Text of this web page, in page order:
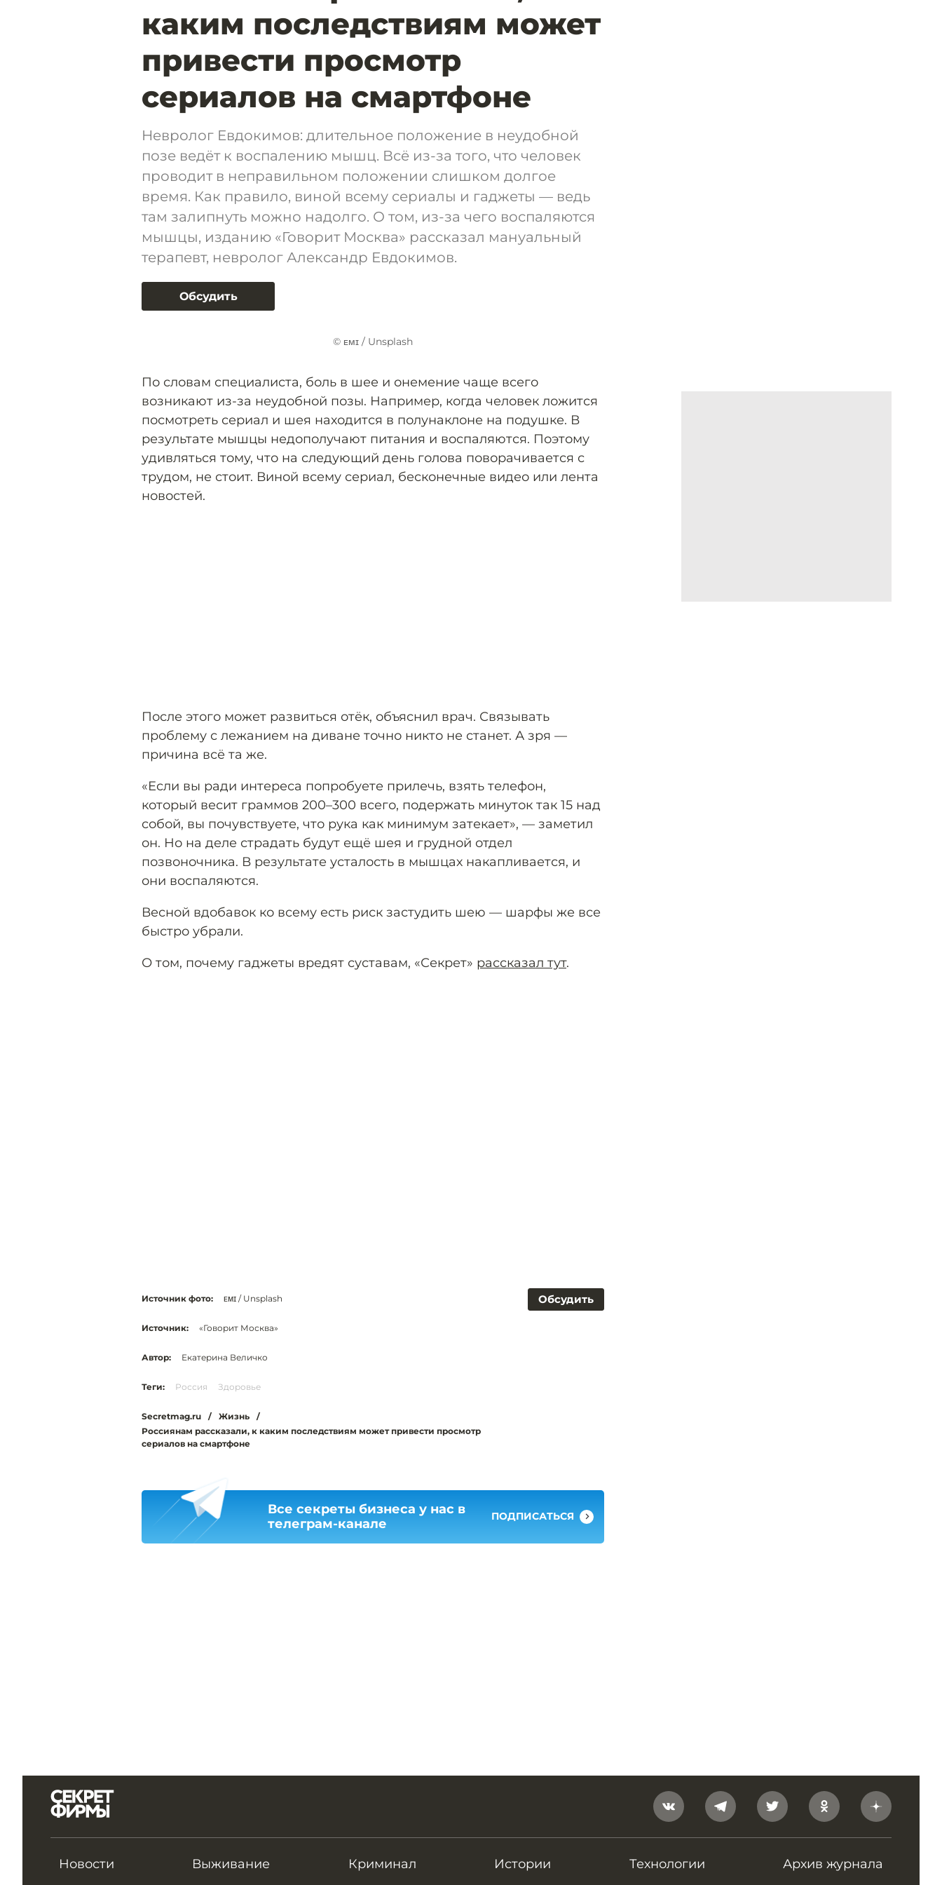
каким последствиям может
привести просмотр
сериалов на смартфоне
Невролог Евдокимов: длительное положение в неудобной
позе ведёт к воспалению мышц. Всё из-за того, что человек
проводит в неправильном положении слишком долгое
время. Как правило, виной всему сериалы и гаджеты — ведь
там залипнуть можно надолго. О том, из-за чего воспаляются
мышцы, изданию «Говорит Москва» рассказал мануальный
терапевт, невролог Александр Евдокимов.
Обсудить
© ᴇᴍɪ / Unsplash
По словам специалиста, боль в шее и онемение чаще всего
возникают из-за неудобной позы. Например, когда человек ложится
посмотреть сериал и шея находится в полунаклоне на подушке. В
результате мышцы недополучают питания и воспаляются. Поэтому
удивляться тому, что на следующий день голова поворачивается с
трудом, не стоит. Виной всему сериал, бесконечные видео или лента
новостей.
После этого может развиться отёк, объяснил врач. Связывать
проблему с лежанием на диване точно никто не станет. А зря —
причина всё та же.
«Если вы ради интереса попробуете прилечь, взять телефон,
который весит граммов 200–300 всего, подержать минуток так 15 над
собой, вы почувствуете, что рука как минимум затекает», — заметил
он. Но на деле страдать будут ещё шея и грудной отдел
позвоночника. В результате усталость в мышцах накапливается, и
они воспаляются.
Весной вдобавок ко всему есть риск застудить шею — шарфы же все
быстро убрали.
О том, почему гаджеты вредят суставам, «Секрет» рассказал тут.
Обсудить
Источник фото: ᴇᴍɪ / Unsplash
Источник: «Говорит Москва»
Автор: Екатерина Величко
Теги: Россия Здоровье
Secretmag.ru / Жизнь
/
Россиянам рассказали, к каким последствиям может привести просмотр
сериалов на смартфоне
Все секреты бизнеса у нас в
телеграм-канале
ПОДПИСАТЬСЯ
Новости Выживание Криминал Истории Технологии Архив журнала